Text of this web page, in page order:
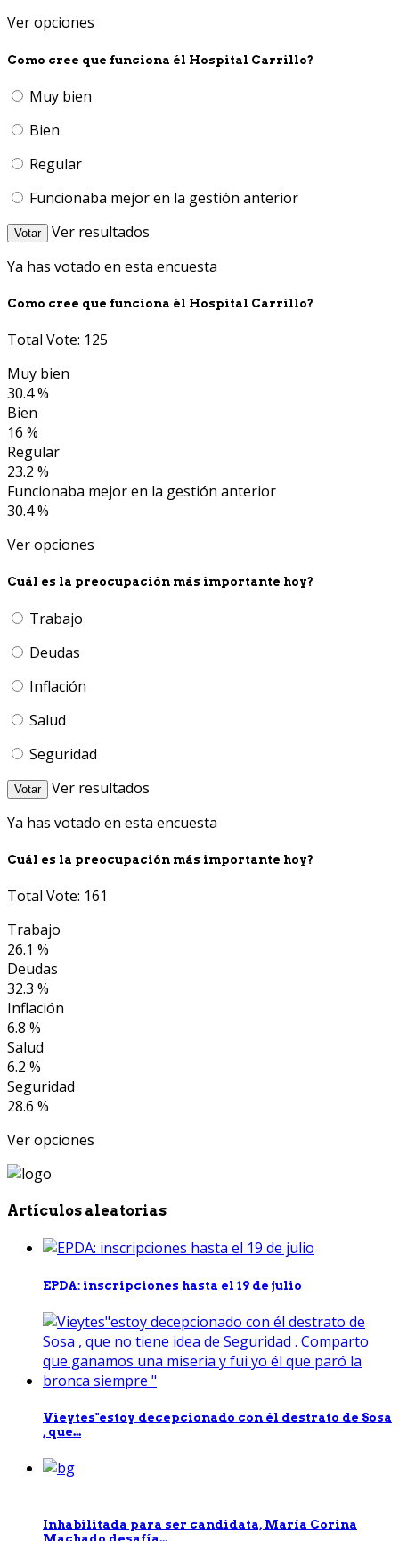
Ver opciones
Como cree que funciona él Hospital Carrillo?
Muy bien
Bien
Regular
Funcionaba mejor en la gestión anterior
Votar
Ver resultados
Ya has votado en esta encuesta
Como cree que funciona él Hospital Carrillo?
Total Vote: 125
Muy bien
30.4 %
Bien
16 %
Regular
23.2 %
Funcionaba mejor en la gestión anterior
30.4 %
Ver opciones
Cuál es la preocupación más importante hoy?
Trabajo
Deudas
Inflación
Salud
Seguridad
Votar
Ver resultados
Ya has votado en esta encuesta
Cuál es la preocupación más importante hoy?
Total Vote: 161
Trabajo
26.1 %
Deudas
32.3 %
Inflación
6.8 %
Salud
6.2 %
Seguridad
28.6 %
Ver opciones
Artículos aleatorias
EPDA: inscripciones hasta el 19 de julio
Vieytes"estoy decepcionado con él destrato de Sosa
, que...
Inhabilitada para ser candidata, María Corina